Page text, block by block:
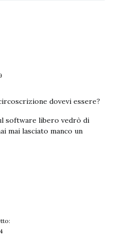
dovevi essere?
software libero vedrò di
mai lasciato manco un